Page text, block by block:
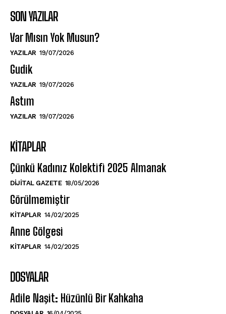
SON YAZILAR
Var Mısın Yok Musun?
YAZILAR 19/07/2026
Gudik
YAZILAR 19/07/2026
Astım
YAZILAR 19/07/2026
KITAPLAR
Çünkü Kadınız Kolektifi 2025 Almanak
DIJITAL GAZETE 18/05/2026
Görülmemiştir
KITAPLAR 14/02/2025
Anne Gölgesi
KITAPLAR 14/02/2025
DOSYALAR
Adile Naşit: Hüzünlü Bir Kahkaha